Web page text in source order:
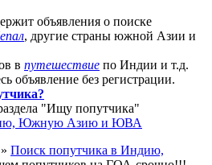
объявления о поиске
, другие страны южной Азии и
в путешествие по Индии и т.д.
объявление без регистрации.
"Ищу попутчика"
» Поиск попутчика в Индию,